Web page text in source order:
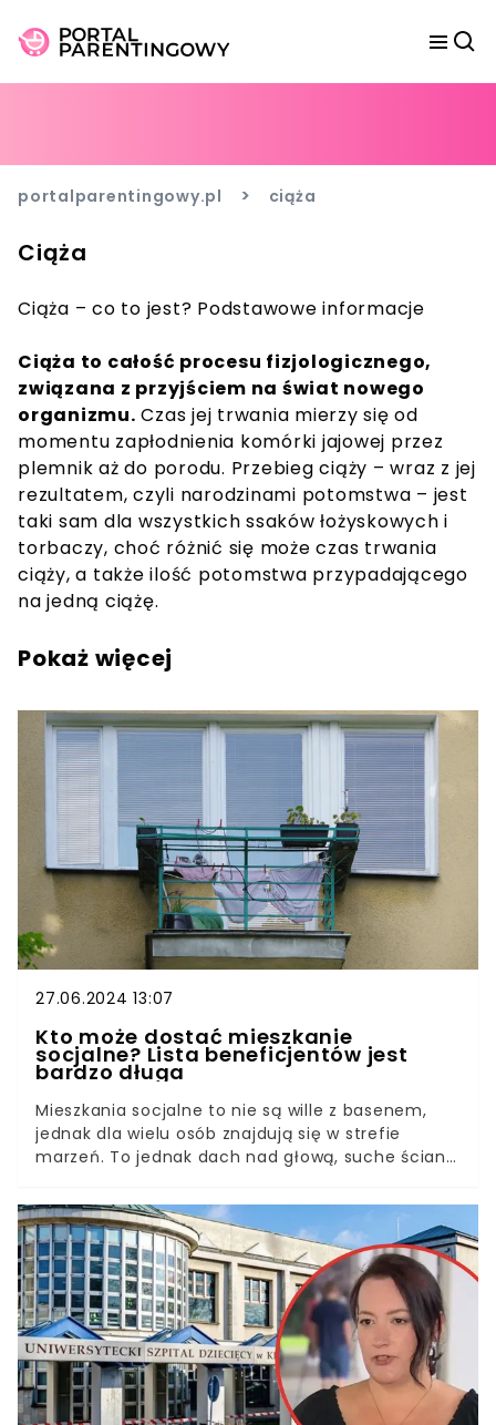
portalparentingowy.pl > ciąża
Ciąża
Ciąża – co to jest? Podstawowe informacje
Ciąża to całość procesu fizjologicznego,
związana z przyjściem na świat nowego
organizmu. Czas jej trwania mierzy się od
momentu zapłodnienia komórki jajowej przez
plemnik aż do porodu. Przebieg ciąży – wraz z jej
rezultatem, czyli narodzinami potomstwa – jest
taki sam dla wszystkich ssaków łożyskowych i
torbaczy, choć różnić się może czas trwania
ciąży, a także ilość potomstwa przypadającego
na jedną ciążę.
Pokaż więcej
27.06.2024 13:07
Kto może dostać mieszkanie
socjalne? Lista beneficjentów jest
bardzo długa
Mieszkania socjalne to nie są wille z basenem,
jednak dla wielu osób znajdują się w strefie
marzeń. To jednak dach nad głową, suche ściany
ubiegać o mieszkanie z gminy i jakie warunki
lokalowe takie mieszkanie musi spełniać.Dla wielu
to jedyna szansa na dach nad głową. Przy
obecnych cenach nieruchomości,
niedostępności kredytów i ich koszcie, nawet
wynajem nie wypada korzystnie. Często za pokój
z kuchnią trzeba zapłacić nawet 3 tys. zł
miesięcznie. A kiedy dach wali się na głowę, albo
dom trzeba opuścić, by nie wychowywać dzieci w
domu z przemocą, z pomocą przychodzą gminy.